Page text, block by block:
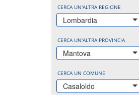
CERCA UN'ALTRA REGIONE
Lombardia
CERCA UN'ALTRA PROVINCIA
Mantova
CERCA UN COMUNE
Casaloldo